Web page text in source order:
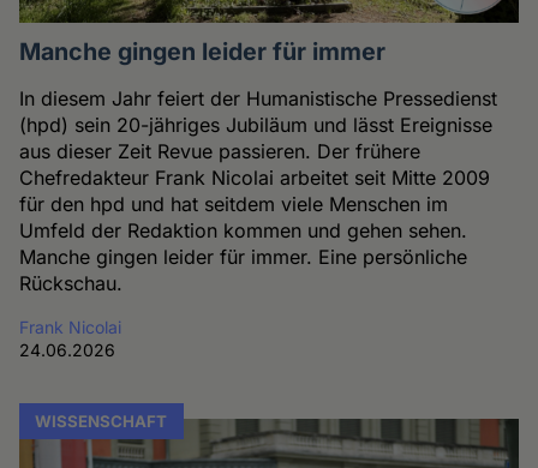
Manche gingen leider für immer
In diesem Jahr feiert der Humanistische Pressedienst
(hpd) sein 20-jähriges Jubiläum und lässt Ereignisse
aus dieser Zeit Revue passieren. Der frühere
Chefredakteur Frank Nicolai arbeitet seit Mitte 2009
für den hpd und hat seitdem viele Menschen im
Umfeld der Redaktion kommen und gehen sehen.
Manche gingen leider für immer. Eine persönliche
Rückschau.
Frank Nicolai
24.06.2026
WISSENSCHAFT